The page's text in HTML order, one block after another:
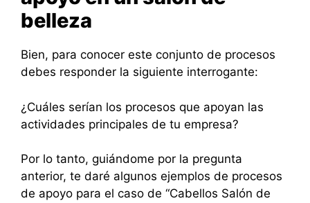
belleza
Bien, para conocer este conjunto de procesos
debes responder la siguiente interrogante:
¿Cuáles serían los procesos que apoyan las
actividades principales de tu empresa?
Por lo tanto, guiándome por la pregunta
anterior, te daré algunos ejemplos de procesos
de apoyo para el caso de “Cabellos Salón de